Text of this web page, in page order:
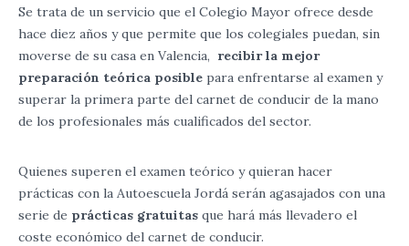
Se trata de un servicio que el Colegio Mayor ofrece desde
hace diez años y que permite que los colegiales puedan, sin
moverse de su casa en Valencia, recibir la mejor
preparación teórica posible para enfrentarse al examen y
superar la primera parte del carnet de conducir de la mano
de los profesionales más cualificados del sector.
Quienes superen el examen teórico y quieran hacer
prácticas con la Autoescuela Jordá serán agasajados con una
serie de prácticas gratuitas que hará más llevadero el
coste económico del carnet de conducir.